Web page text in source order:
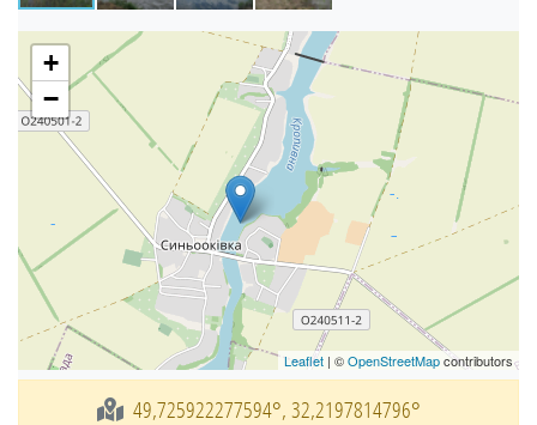
+
−
Leaflet | ©OpenStreetMapcontributors
49,725922277594°, 32,2197814796°